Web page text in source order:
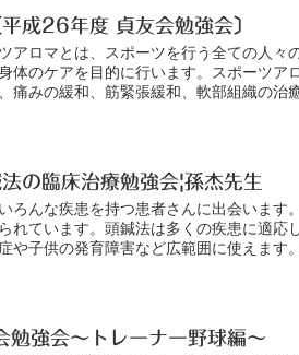
成26年度 貞友会勉強会〕
アロマとは、スポーツを行う全ての人々
体のケアを目的に行います。スポーツア
痛みの緩和、筋緊張緩和、軟部組織の治
法の臨床治療勉強会|孫杰先生
ろんな疾患を持つ患者さんに出会いま
れています。頭鍼法は多くの疾患に適応
や子供の発育障害など広範囲に使えます
強会～トレーナー野球編～